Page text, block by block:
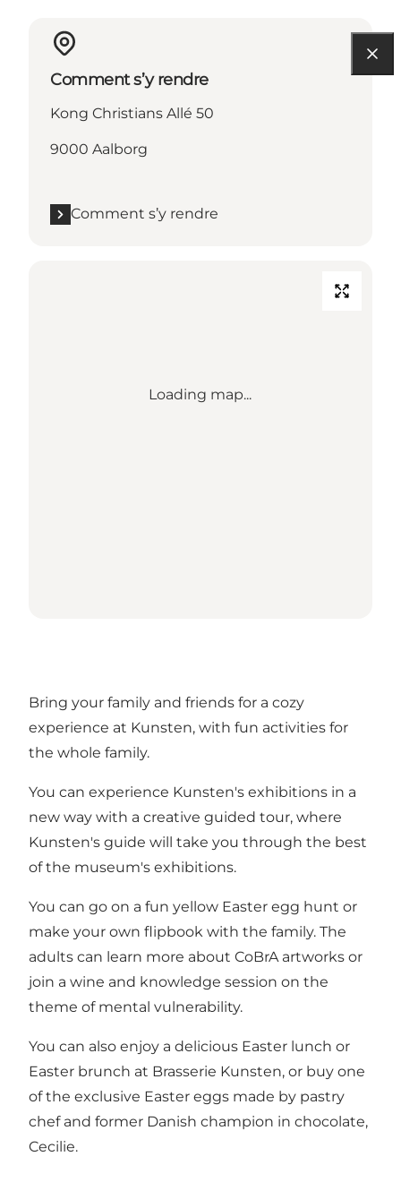
Comment s’y rendre
Kong Christians Allé 50
9000 Aalborg
Comment s’y rendre
Loading map...
Bring your family and friends for a cozy
experience at Kunsten, with fun activities for
the whole family.
You can experience Kunsten's exhibitions in a
new way with a creative guided tour, where
Kunsten's guide will take you through the best
of the museum's exhibitions.
You can go on a fun yellow Easter egg hunt or
make your own flipbook with the family. The
adults can learn more about CoBrA artworks or
join a wine and knowledge session on the
theme of mental vulnerability.
You can also enjoy a delicious Easter lunch or
Easter brunch at Brasserie Kunsten, or buy one
of the exclusive Easter eggs made by pastry
chef and former Danish champion in chocolate,
Cecilie.